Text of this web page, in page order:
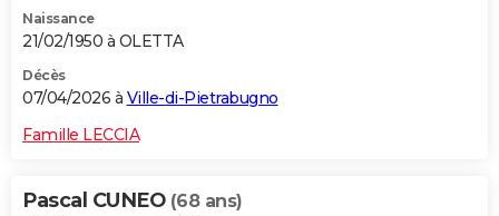
Naissance
21/02/1950 à OLETTA
Décès
07/04/2026 à Ville-di-Pietrabugno
Famille LECCIA
Pascal CUNEO (68 ans)